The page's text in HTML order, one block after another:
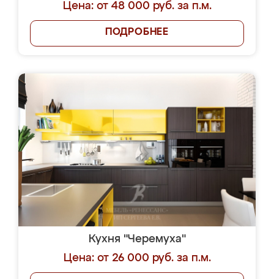
Цена: от 48 000 руб. за п.м.
ПОДРОБНЕЕ
Кухня "Черемуха"
Цена: от 26 000 руб. за п.м.